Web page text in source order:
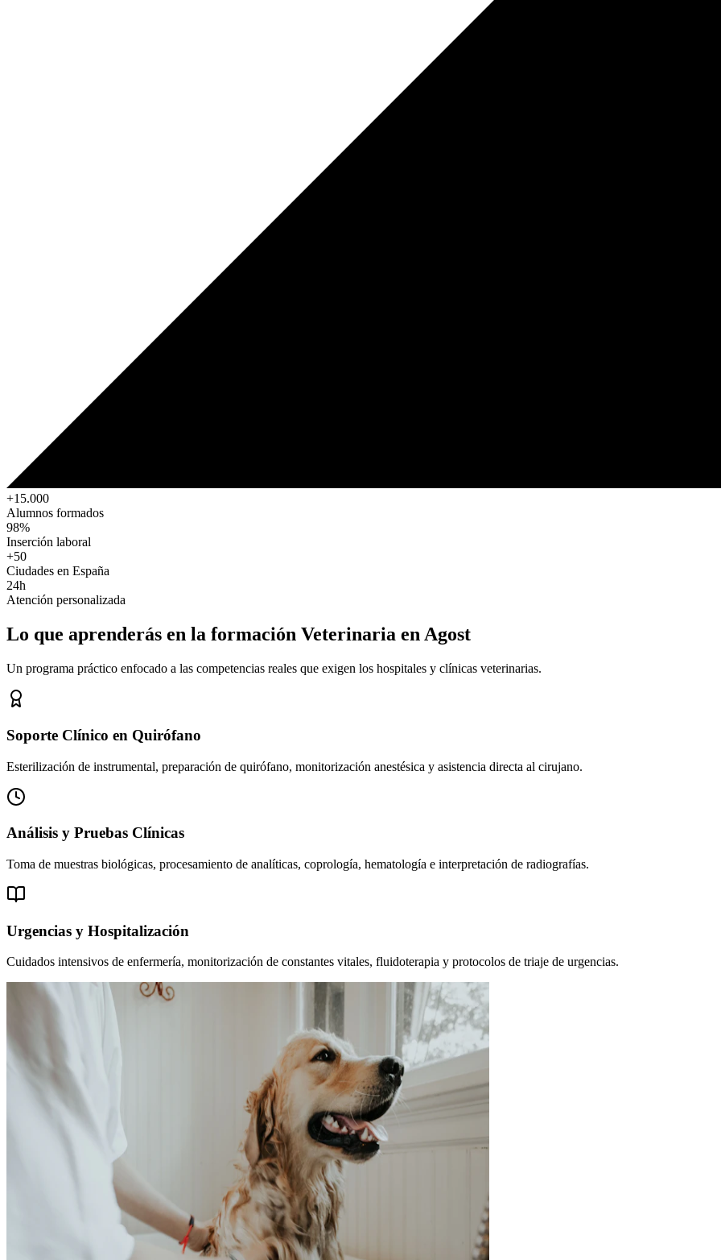
+15.000
Alumnos formados
98%
Inserción laboral
+50
Ciudades en España
24h
Atención personalizada
Lo que aprenderás en la formación Veterinaria en Agost
Un programa práctico enfocado a las competencias reales que exigen los hospitales y clínicas veterinarias.
Soporte Clínico en Quirófano
Esterilización de instrumental, preparación de quirófano, monitorización anestésica y asistencia directa al cirujano.
Análisis y Pruebas Clínicas
Toma de muestras biológicas, procesamiento de analíticas, coprología, hematología e interpretación de radiografías.
Urgencias y Hospitalización
Cuidados intensivos de enfermería, monitorización de constantes vitales, fluidoterapia y protocolos de triaje de urgencias.